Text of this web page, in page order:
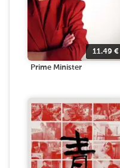
11.49 €
Prime Minister